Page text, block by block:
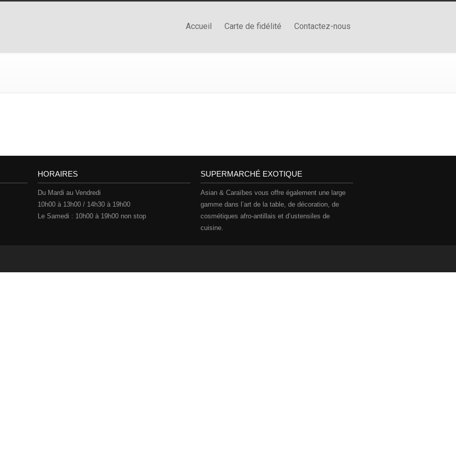
Accueil Carte de fidélité Contactez-nous
HORAIRES
Du Mardi au Vendredi
10h00 à 13h00 / 14h30 à 19h00
Le Samedi : 10h00 à 19h00 non stop
SUPERMARCHÉ EXOTIQUE
Asian & Caraïbes vous offre également une large
gamme dans l’art de la table, de décoration, de
cosmétiques afro-antillais et d’ustensiles de
cuisine.